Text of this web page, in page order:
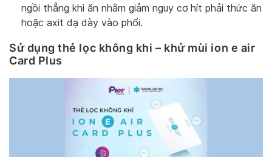
ngồi thẳng khi ăn nhằm giảm nguy cơ hít phải thức ăn
hoặc axit dạ dày vào phổi.
Sử dụng thẻ lọc không khi – khử mùi ion e air
Card Plus